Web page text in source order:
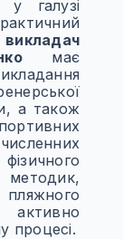
у галузі
має
а також
пляжного
процесі.